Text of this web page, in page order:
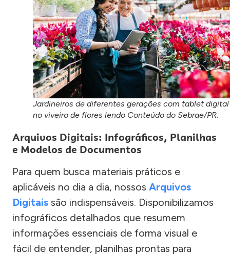
Jardineiros de diferentes gerações com tablet digital
no viveiro de flores lendo Conteúdo do Sebrae/PR.
Arquivos Digitais: Infográficos, Planilhas
e Modelos de Documentos
Para quem busca materiais práticos e
aplicáveis no dia a dia, nossos Arquivos
Digitais são indispensáveis. Disponibilizamos
infográficos detalhados que resumem
informações essenciais de forma visual e
fácil de entender, planilhas prontas para